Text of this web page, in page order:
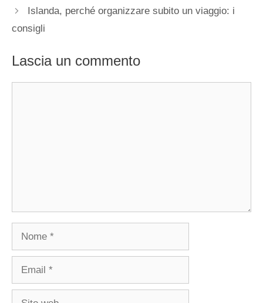
Islanda, perché organizzare subito un viaggio: i
consigli
Lascia un commento
Nome
Email
Sito